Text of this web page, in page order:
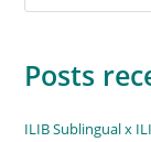
Posts
ILIB Sublingual x